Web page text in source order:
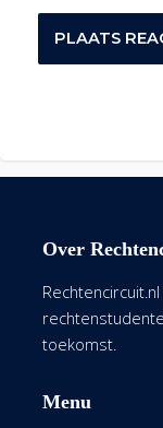
Over
toekomst.
Menu